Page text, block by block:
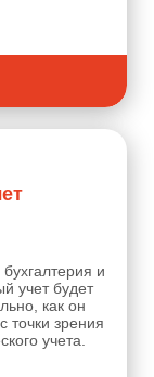
и
учет будет
как он
точки зрения
учета.